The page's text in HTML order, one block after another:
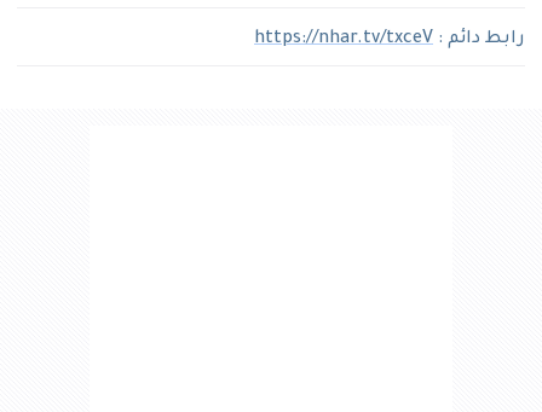
رابط دائم : https://nhar.tv/txceV